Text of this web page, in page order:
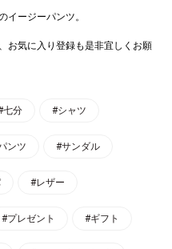
イージーパンツ。
お気に入り登録も是非宜しくお願
七分 #シャツ
ンツ #サンダル
#レザー
#プレゼント #ギフト